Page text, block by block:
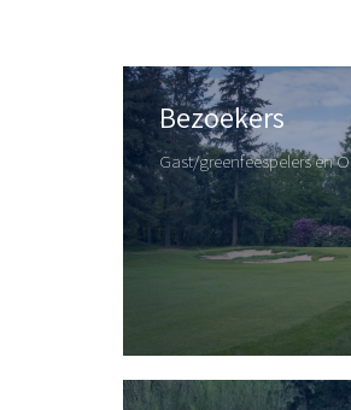
Bezoekers
Gast/greenfeespelers en